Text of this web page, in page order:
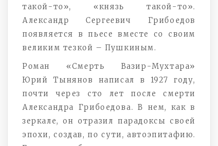
такой-то», «князь такой-то».
Александр Сергеевич Грибоедов
появляется в пьесе вместе со своим
великим тезкой – Пушкиным.
Роман «Смерть Вазир-Мухтара»
Юрий Тынянов написал в 1927 году,
почти через сто лет после смерти
Александра Грибоедова. В нем, как в
зеркале, он отразил парадоксы своей
эпохи, создав, по сути, автоэпитафию.